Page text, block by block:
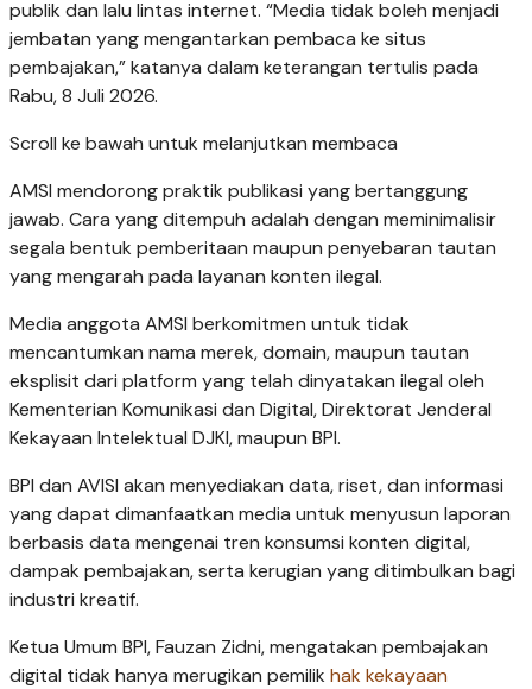
publik dan lalu lintas internet. “Media tidak boleh menjadi
jembatan yang mengantarkan pembaca ke situs
pembajakan,” katanya dalam keterangan tertulis pada
Rabu, 8 Juli 2026.
Scroll ke bawah untuk melanjutkan membaca
AMSI mendorong praktik publikasi yang bertanggung
jawab. Cara yang ditempuh adalah dengan meminimalisir
segala bentuk pemberitaan maupun penyebaran tautan
yang mengarah pada layanan konten ilegal.
Media anggota AMSI berkomitmen untuk tidak
mencantumkan nama merek, domain, maupun tautan
eksplisit dari platform yang telah dinyatakan ilegal oleh
Kementerian Komunikasi dan Digital, Direktorat Jenderal
Kekayaan Intelektual DJKI, maupun BPI.
BPI dan AVISI akan menyediakan data, riset, dan informasi
yang dapat dimanfaatkan media untuk menyusun laporan
berbasis data mengenai tren konsumsi konten digital,
dampak pembajakan, serta kerugian yang ditimbulkan bagi
industri kreatif.
Ketua Umum BPI, Fauzan Zidni, mengatakan pembajakan
digital tidak hanya merugikan pemilik hak kekayaan